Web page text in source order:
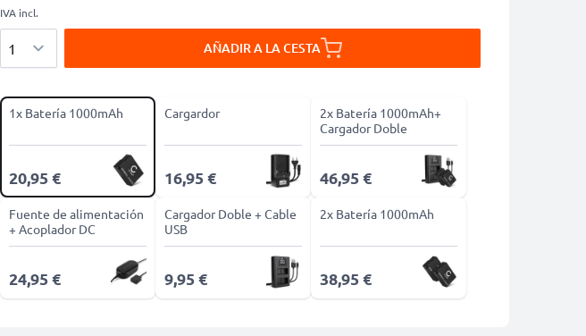
IVA incl.
AÑADIR A LA CESTA
1x Batería 1000mAh
20,95 €
Cargardor
16,95 €
2x Batería 1000mAh+
Cargador Doble
46,95 €
Fuente de alimentación
+ Acoplador DC
24,95 €
Cargador Doble + Cable
USB
9,95 €
2x Batería 1000mAh
38,95 €